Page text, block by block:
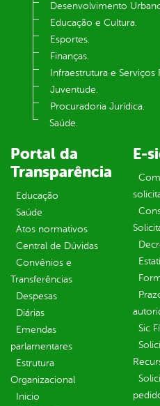
Desenvolvimento
Educação e Cultura.
Esportes.
Finanças.
Infraestrutura e Serviços
Juventude.
Procuradoria Jurídica.
Saúde.
Portal da
Transparência
Educação
Saúde
Atos normativos
Central de Dúvidas
Convênios e
Transferências
Despesas
Diárias
Emendas
parlamentares
Estrutura
Organizacional
Inicio
E-
Sic